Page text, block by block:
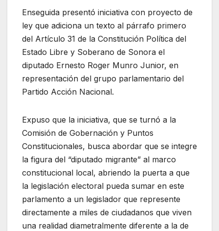
Enseguida presentó iniciativa con proyecto de
ley que adiciona un texto al párrafo primero
del Artículo 31 de la Constitución Política del
Estado Libre y Soberano de Sonora el
diputado Ernesto Roger Munro Junior, en
representación del grupo parlamentario del
Partido Acción Nacional.
Expuso que la iniciativa, que se turnó a la
Comisión de Gobernación y Puntos
Constitucionales, busca abordar que se integre
la figura del “diputado migrante” al marco
constitucional local, abriendo la puerta a que
la legislación electoral pueda sumar en este
parlamento a un legislador que represente
directamente a miles de ciudadanos que viven
una realidad diametralmente diferente a la de